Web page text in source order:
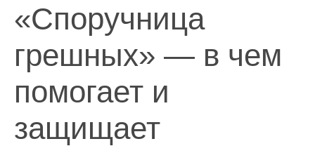
«Споручница
грешных» — в чем
помогает и
защищает